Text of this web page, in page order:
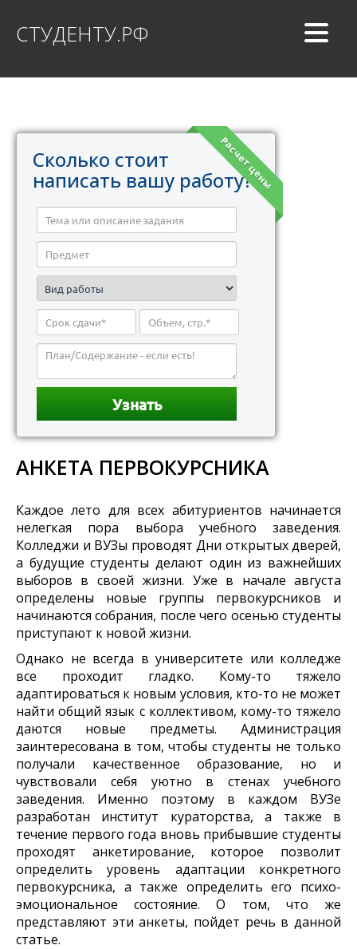
СТУДЕНТУ.РФ
Расчет цены
Сколько стоит
написать вашу работу?
АНКЕТА ПЕРВОКУРСНИКА
Каждое лето для всех абитуриентов начинается
нелегкая пора выбора учебного заведения.
Колледжи и ВУЗы проводят Дни открытых дверей,
а будущие студенты делают один из важнейших
выборов в своей жизни. Уже в начале августа
определены новые группы первокурсников и
начинаются собрания, после чего осенью студенты
приступают к новой жизни.
Однако не всегда в университете или колледже
все проходит гладко. Кому-то тяжело
адаптироваться к новым условия, кто-то не может
найти общий язык с коллективом, кому-то тяжело
даются новые предметы. Администрация
заинтересована в том, чтобы студенты не только
получали качественное образование, но и
чувствовали себя уютно в стенах учебного
заведения. Именно поэтому в каждом ВУЗе
разработан институт кураторства, а также в
течение первого года вновь прибывшие студенты
проходят анкетирование, которое позволит
определить уровень адаптации конкретного
первокурсника, а также определить его психо-
эмоциональное состояние. О том, что же
представляют эти анкеты, пойдет речь в данной
статье.